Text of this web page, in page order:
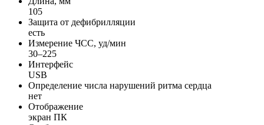
105
Защита от дефибрилляции
есть
Измерение ЧСС, уд/мин
30–225
Интерфейс
USB
Определение числа нарушений ритма сердца
нет
Отображение
экран ПК